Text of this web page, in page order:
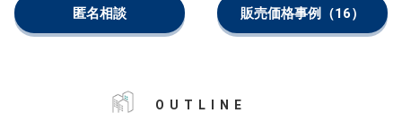
匿名相談 販売価格事例 （16）
OUTLINE